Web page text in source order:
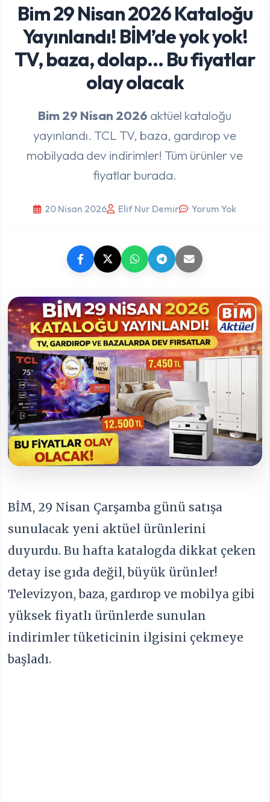
Bim 29 Nisan 2026 Kataloğu
Yayınlandı! BİM’de yok yok!
TV, baza, dolap… Bu fiyatlar
olay olacak
Bim 29 Nisan 2026 aktüel kataloğu
yayınlandı. TCL TV, baza, gardırop ve
mobilyada dev indirimler! Tüm ürünler ve
fiyatlar burada.
20 Nisan 2026 Elif Nur Demir Yorum Yok
BİM, 29 Nisan Çarşamba günü satışa
sunulacak yeni aktüel ürünlerini
duyurdu. Bu hafta katalogda dikkat çeken
detay ise gıda değil, büyük ürünler!
Televizyon, baza, gardırop ve mobilya gibi
yüksek fiyatlı ürünlerde sunulan
indirimler tüketicinin ilgisini çekmeye
başladı.